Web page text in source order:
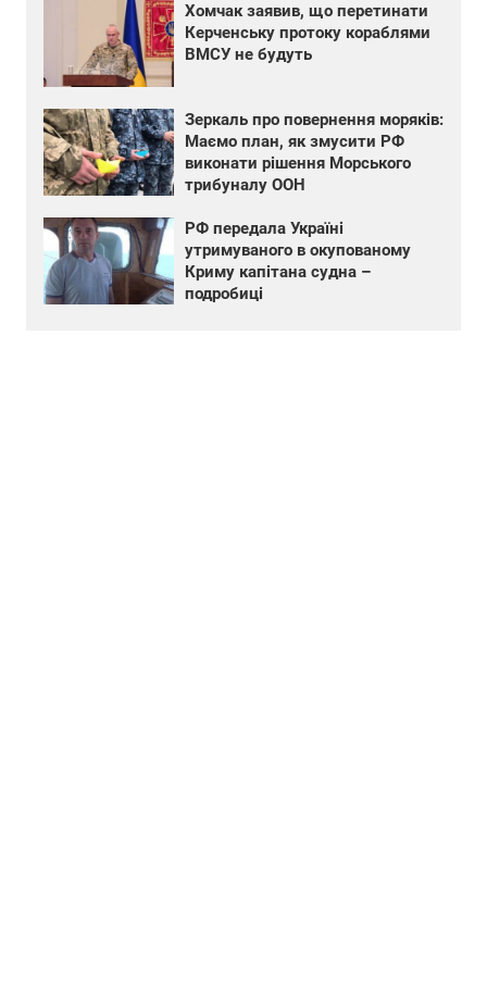
Хомчак заявив, що перетинати
Керченську протоку кораблями
ВМСУ не будуть
Зеркаль про повернення моряків:
Маємо план, як змусити РФ
виконати рішення Морського
трибуналу ООН
РФ передала Україні
утримуваного в окупованому
Криму капітана судна –
подробиці